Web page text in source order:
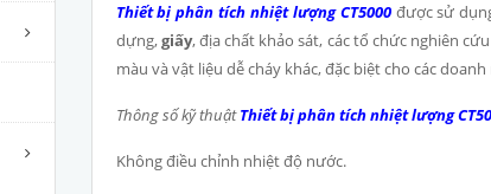
Thiết bị phân tích nhiệt lượng CT5000 được sử
dựng,giấy, địa chất khảo sát, các tổ chức nghiên
màu và vật liệu dễ cháy khác, đặc biệt cho các
Thông số kỹ thuật Thiết bị phân tích nhiệt lượng
Không điều chỉnh nhiệt độ nước.